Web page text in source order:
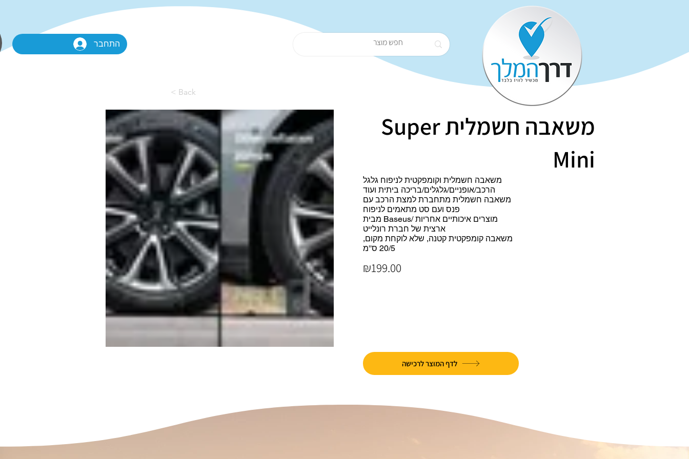
התחבר
< Back
משאבה חשמלית Super
Mini
משאבה חשמלית וקומפקטית לניפוח גלגל
הרכב/אופניים/גלגלים/בריכה ביתית ועוד
משאבה חשמלית מתחברת למצת הרכב עם
פנס ועם סט מתאמים לניפוח
מבית Baseus/ מוצרים איכותיים אחריות
ארצית של חברת רונלייט
משאבה קומפקטית קטנה, שלא לוקחת מקום,
20/5 ס''מ
₪199.00
לדף המוצר לרכישה